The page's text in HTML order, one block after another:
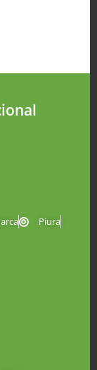
Piura